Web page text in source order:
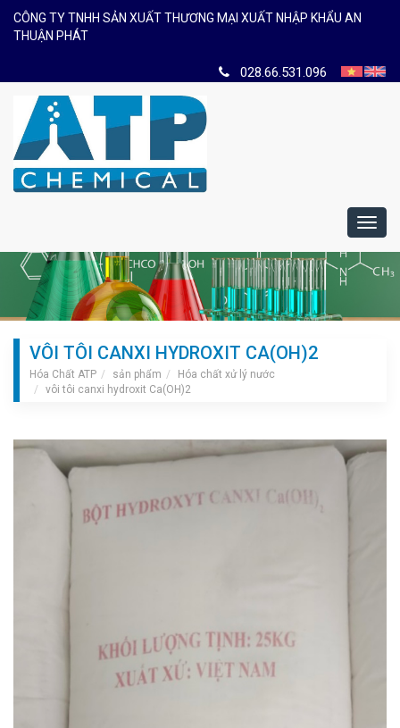
CÔNG TY TNHH SẢN XUẤT THƯƠNG MẠI XUẤT NHẬP KHẨU AN
THUẬN PHÁT
028.66.531.096
VÔI TÔI CANXI HYDROXIT CA(OH)2
Hóa Chất ATP sản phẩm
Hóa chất xử lý nước
vôi tôi canxi hydroxit Ca(OH)2